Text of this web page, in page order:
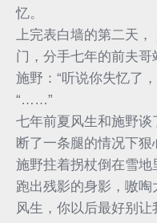
忆。
上完表白墙的第二天
门，分手七年的前夫哥
施野：“听说你失忆了
“……”
七年前夏风生和施野
断了一条腿的情况下狠
施野拄着拐杖倒在雪
跑出残影的身影，嗷啕
风生，你以后最好别